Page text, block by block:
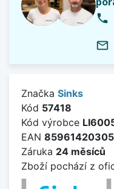
phone
mail_outline
Značka Sinks
Kód 57418
Kód výrobce
EAN
Záruka 24 měsíců
Zboží pochází z